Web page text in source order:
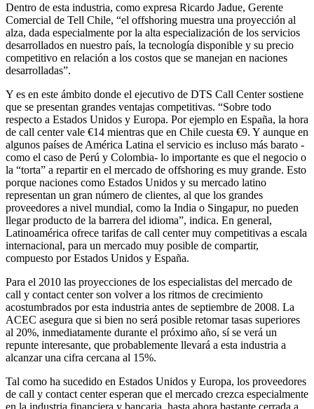
Dentro de esta industria, como expresa Ricardo Jadue, Gerente
Comercial de Tell Chile, “el offshoring muestra una proyección al
alza, dada especialmente por la alta especialización de los servicios
desarrollados en nuestro país, la tecnología disponible y su precio
competitivo en relación a los costos que se manejan en naciones
desarrolladas”.
Y es en este ámbito donde el ejecutivo de DTS Call Center sostiene
que se presentan grandes ventajas competitivas. “Sobre todo
respecto a Estados Unidos y Europa. Por ejemplo en España, la hora
de call center vale €14 mientras que en Chile cuesta €9. Y aunque en
algunos países de América Latina el servicio es incluso más barato -
como el caso de Perú y Colombia- lo importante es que el negocio o
la “torta” a repartir en el mercado de offshoring es muy grande. Esto
porque naciones como Estados Unidos y su mercado latino
representan un gran número de clientes, al que los grandes
proveedores a nivel mundial, como la India o Singapur, no pueden
llegar producto de la barrera del idioma”, indica. En general,
Latinoamérica ofrece tarifas de call center muy competitivas a escala
internacional, para un mercado muy posible de compartir,
compuesto por Estados Unidos y España.
Para el 2010 las proyecciones de los especialistas del mercado de
call y contact center son volver a los ritmos de crecimiento
acostumbrados por esta industria antes de septiembre de 2008. La
ACEC asegura que si bien no será posible retomar tasas superiores
al 20%, inmediatamente durante el próximo año, sí se verá un
repunte interesante, que probablemente llevará a esta industria a
alcanzar una cifra cercana al 15%.
Tal como ha sucedido en Estados Unidos y Europa, los proveedores
de call y contact center esperan que el mercado crezca especialmente
en la industria financiera y bancaria, hasta ahora bastante cerrada a